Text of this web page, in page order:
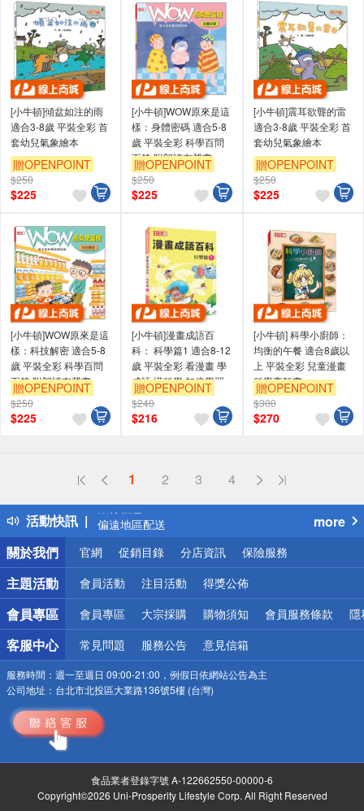
[小牛頓]傾盆如注的雨
適合3-8歲 平裝全彩 首
套幼兒氣象繪本
贈OPENPOINT
$250
$225
[小牛頓]WOW原來是這
樣：身體密碼 適合5-8
歲 平裝全彩 科學百問
百答 附朗讀有聲書
贈OPENPOINT
$250
$225
[小牛頓]震耳欲聾的雷
適合3-8歲 平裝全彩 首
套幼兒氣象繪本
贈OPENPOINT
$250
$225
[小牛頓]WOW原來是這
樣：科技解密 適合5-8
歲 平裝全彩 科學百問
百答 附朗讀有聲書
贈OPENPOINT
$250
$225
[小牛頓]漫畫成語百
科： 科學篇1 適合8-12
歲 平裝全彩 看漫畫 學
成語 懂科學 加倍學習
效果
贈OPENPOINT
$240
$216
[小牛頓] 科學小廚師：
均衡的午餐 適合8歲以
上 平裝全彩 兒童漫畫
科學烹飪書
贈OPENPOINT
$300
$270
1 2 3 4
活動快訊
熱門話題
銀行優惠
偏遠地區配送
詐騙網頁！請小心！
more
關於我們
官網 促銷目錄 分店資訊 保險服務
主題活動 會員活動 注目活動 得獎公佈
會員專區 會員專區 大宗採購 購物須知 會員服務條款 隱
客服中心 常見問題 服務公告 意見信箱
服務時間： 週一至週日 09:00-21:00，例假日依網站公告為主
公司地址： 台北市北投區大業路136號5樓 (台灣)
食品業者登錄字號 A-122662550-00000-6
Copyright©2026 Uni-Prosperity Lifestyle Corp. All Right Reserved